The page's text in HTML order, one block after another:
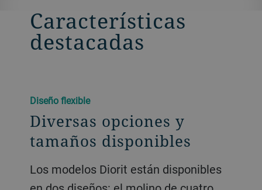
Características
destacadas
Diseño flexible
Diversas opciones y
tamaños disponibles
Los modelos Diorit están disponibles